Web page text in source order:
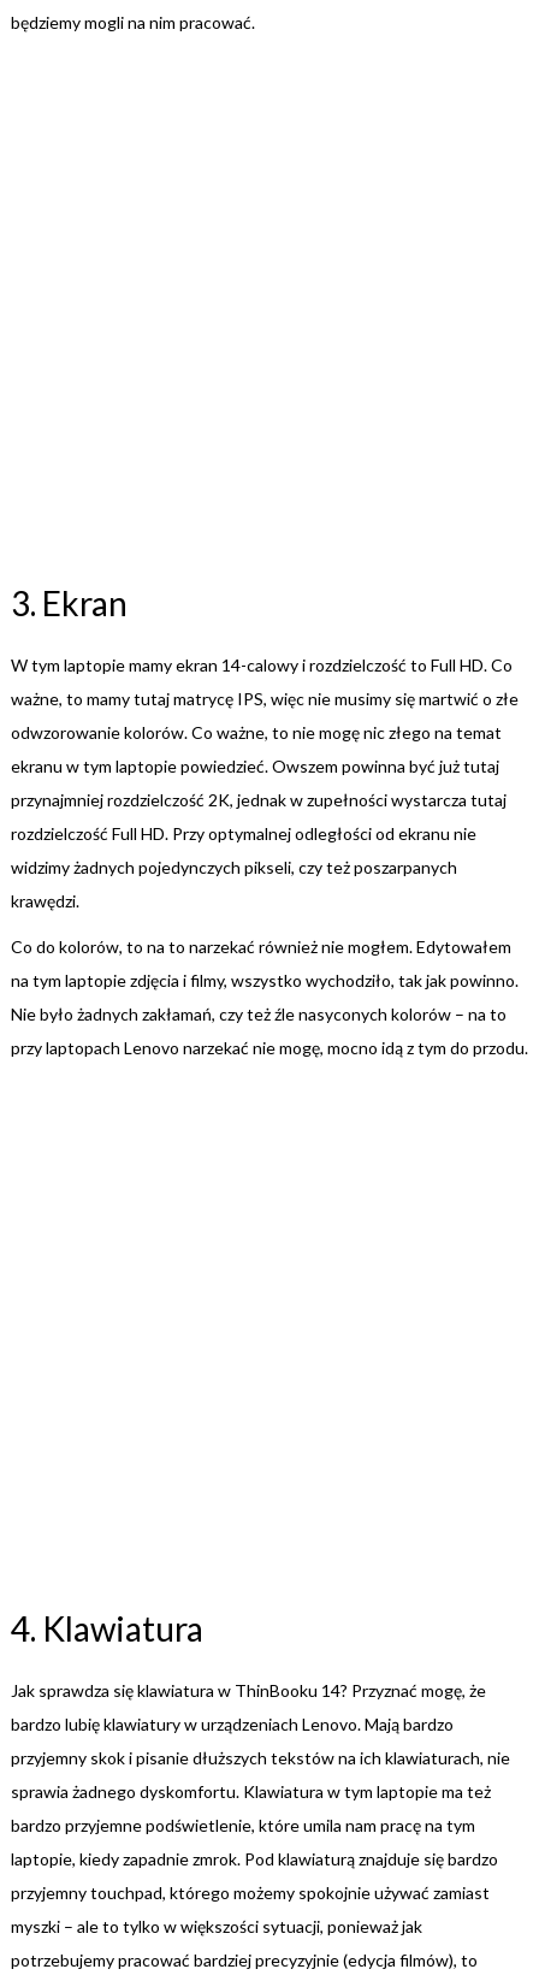
będziemy mogli na nim pracować.
3. Ekran
W tym laptopie mamy ekran 14-calowy i rozdzielczość to Full HD. Co
ważne, to mamy tutaj matrycę IPS, więc nie musimy się martwić o złe
odwzorowanie kolorów. Co ważne, to nie mogę nic złego na temat
ekranu w tym laptopie powiedzieć. Owszem powinna być już tutaj
przynajmniej rozdzielczość 2K, jednak w zupełności wystarcza tutaj
rozdzielczość Full HD. Przy optymalnej odległości od ekranu nie
widzimy żadnych pojedynczych pikseli, czy też poszarpanych
krawędzi.
Co do kolorów, to na to narzekać również nie mogłem. Edytowałem
na tym laptopie zdjęcia i filmy, wszystko wychodziło, tak jak powinno.
Nie było żadnych zakłamań, czy też źle nasyconych kolorów – na to
przy laptopach Lenovo narzekać nie mogę, mocno idą z tym do przodu.
4. Klawiatura
Jak sprawdza się klawiatura w ThinBooku 14? Przyznać mogę, że
bardzo lubię klawiatury w urządzeniach Lenovo. Mają bardzo
przyjemny skok i pisanie dłuższych tekstów na ich klawiaturach, nie
sprawia żadnego dyskomfortu. Klawiatura w tym laptopie ma też
bardzo przyjemne podświetlenie, które umila nam pracę na tym
laptopie, kiedy zapadnie zmrok. Pod klawiaturą znajduje się bardzo
przyjemny touchpad, którego możemy spokojnie używać zamiast
myszki – ale to tylko w większości sytuacji, ponieważ jak
potrzebujemy pracować bardziej precyzyjnie (edycja filmów), to